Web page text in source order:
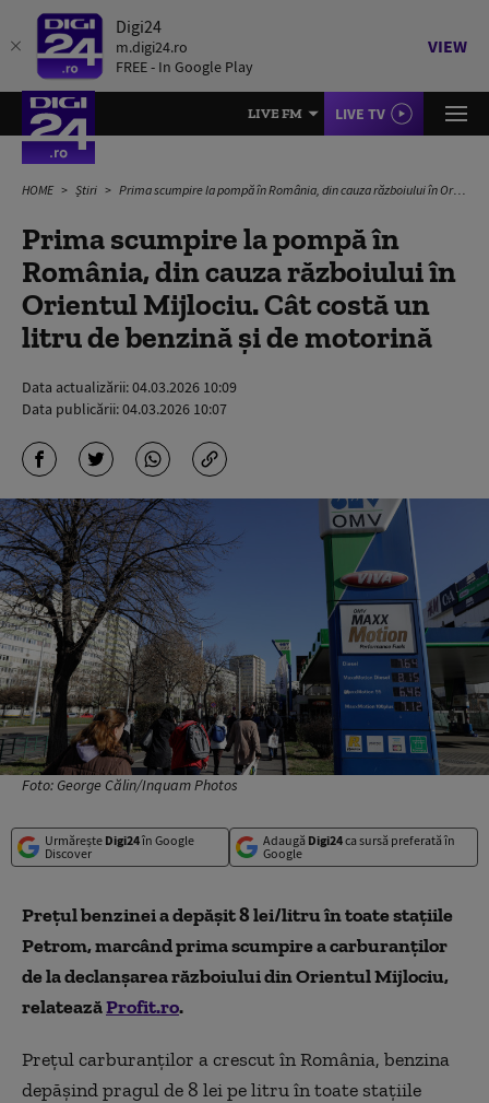
Digi24
m.digi24.ro
FREE - In Google Play
VIEW
LIVE FM LIVE TV
HOME Știri Prima scumpire la pompă în România, din cauza războiului în Orientul Mijlociu. Cât costă un litru de benzină și de motorină
Prima scumpire la pompă în
România, din cauza războiului în
Orientul Mijlociu. Cât costă un
litru de benzină și de motorină
Data actualizării:04.03.2026 10:09
Data publicării:04.03.2026 10:07
Foto: George Călin/Inquam Photos
Urmărește Digi24în Google
Discover
Adaugă Digi24ca sursă preferată în
Google
Preţul benzinei a depăşit 8 lei/litru în toate staţiile
Petrom, marcând prima scumpire a carburanţilor
de la declanşarea războiului din Orientul Mijlociu,
relateazăProfit.ro.
Preţul carburanţilor a crescut în România, benzina
depăşind pragul de 8 lei pe litru în toate staţiile